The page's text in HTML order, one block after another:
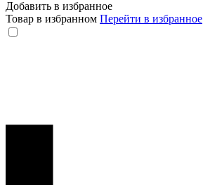
Добавить в избранное
Товар в избранном Перейти в избранное